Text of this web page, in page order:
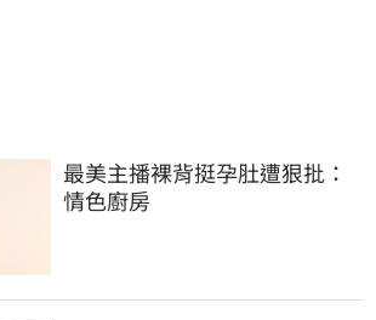
最美主播裸背挺孕肚遭狠批：
情色廚房